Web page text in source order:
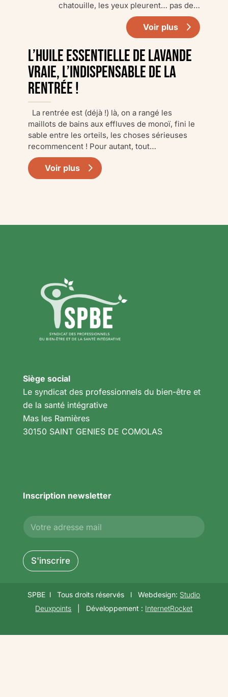
chatouille, les yeux pleurent… pas de…
Voir plus
L’huile essentielle de lavande
vraie, l’indispensable de la
rentrée !
La rentrée est (déjà !) là, on a rangé les
maillots de bains aux effluves de monoï, fini le
sable entre les orteils, les choses sérieuses
recommencent ! Pour autant, tout…
Voir plus
Siège social
Le syndicat des professionnels du bien-être et
de la santé intégrative
Mas les Ramières
30150 SAINT GENIES DE COMOLAS
Inscription newsletter
li
l
S'inscrire
SPBE l Tous droits réservés l Webdesign: Studio
Deuxpoints | Développement : InternetRocket